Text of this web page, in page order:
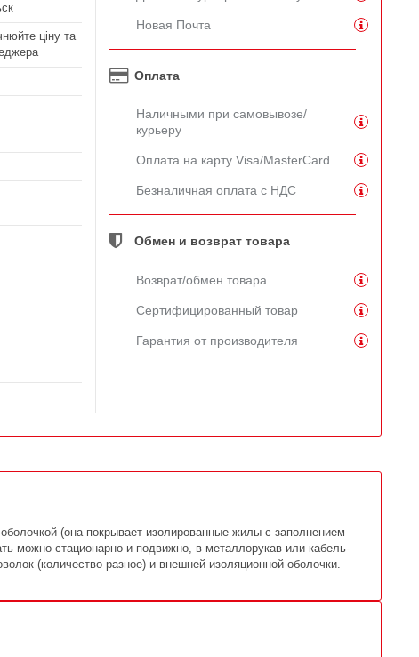
ціну та
Новая Почта
Оплата
Наличными при самовывозе/
курьеру
Оплата на карту Visa/MasterCard
Безналичная оплата с НДС
Обмен и возврат товара
Возврат/обмен товара
Сертифицированный товар
Гарантия от производителя
(она покрывает изолированные жилы с заполнением
можно стационарно и подвижно, в металлорукав или кабель-
(количество разное) и внешней изоляционной оболочки.